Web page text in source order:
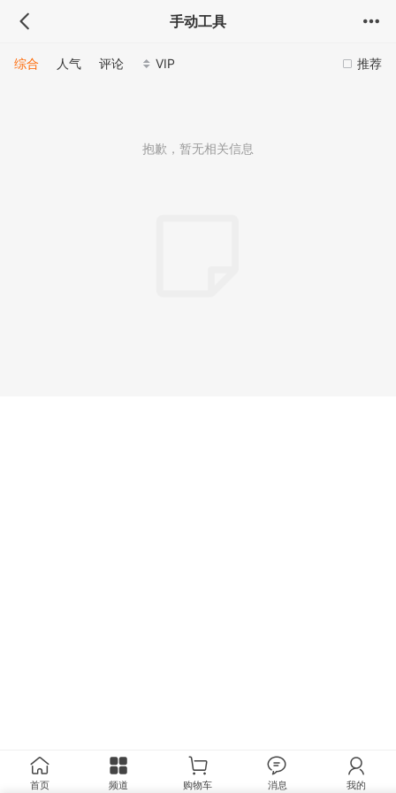
手动工具
推荐
综合 人气 评论 VIP
抱歉，暂无相关信息
首页 频道 购物车 消息 我的